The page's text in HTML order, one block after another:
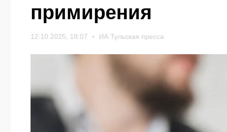
примирения
12.10.2025, 18:07 ИА Тульская пресса